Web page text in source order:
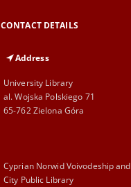
CONTACT DETAILS
Address
University Library
al. Wojska Polskiego 71
65-762 Zielona Góra
Cyprian Norwid Voivodeship and
City Public Library